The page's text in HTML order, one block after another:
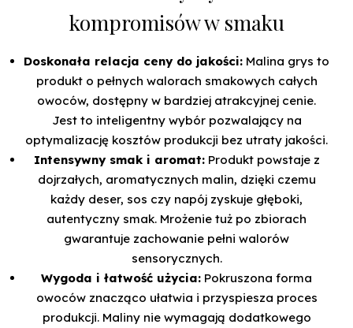
kompromisów w smaku
Doskonała relacja ceny do jakości: Malina grys to
produkt o pełnych walorach smakowych całych
owoców, dostępny w bardziej atrakcyjnej cenie.
Jest to inteligentny wybór pozwalający na
optymalizację kosztów produkcji bez utraty jakości.
Intensywny smak i aromat:Produkt powstaje z
dojrzałych, aromatycznych malin, dzięki czemu
każdy deser, sos czy napój zyskuje głęboki,
autentyczny smak. Mrożenie tuż po zbiorach
gwarantuje zachowanie pełni walorów
sensorycznych.
Wygoda i łatwość użycia: Pokruszona forma
owoców znacząco ułatwia i przyspiesza proces
produkcji. Maliny nie wymagają dodatkowego